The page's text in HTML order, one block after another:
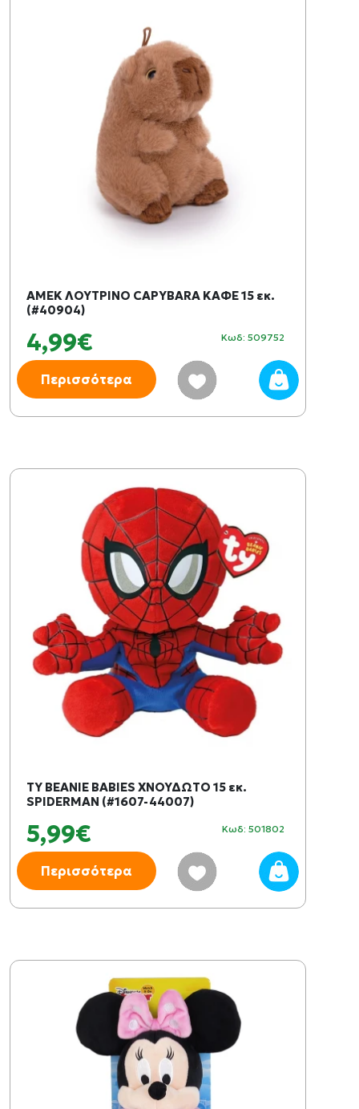
AMEK ΛΟΥΤΡΙΝΟ CAPYBARA ΚΑΦΕ 15 εκ.
(#40904)
4,99€ Κωδ: 509752
Περισσότερα
TY BEANIE BABIES ΧΝΟΥΔΩΤΟ 15 εκ.
SPIDERMAN (#1607-44007)
5,99€ Κωδ: 501802
Περισσότερα